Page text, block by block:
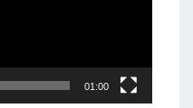
01:00